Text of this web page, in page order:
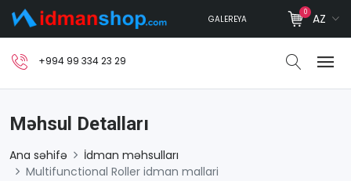
GALEREYA
0 AZ
+994 99 334 23 29
Məhsul Detalları
Ana səhifə
İdman məhsulları
Multifunctional Roller idman mallari